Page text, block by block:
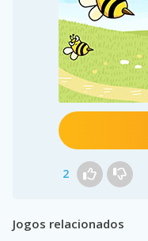
2
Jogos relacionados